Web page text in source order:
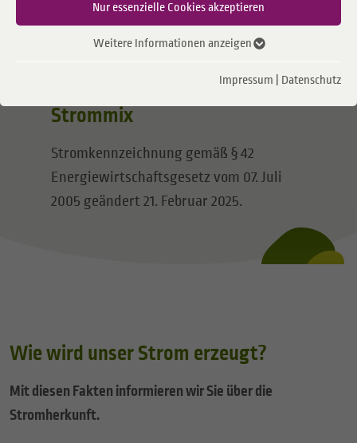
Nur essenzielle Cookies akzeptieren
Weitere Informationen anzeigen
Impressum Datenschutz
Strommix
Stromkennzeichnung gemäß § 42
Energiewirtschaftsgesetz vom 07. Juli
2005 geändert 21. Februar 2025.
Wie wird unser Strom erzeugt?
Mit diesen Fakten informieren wir Sie über die
Stromherkunft.